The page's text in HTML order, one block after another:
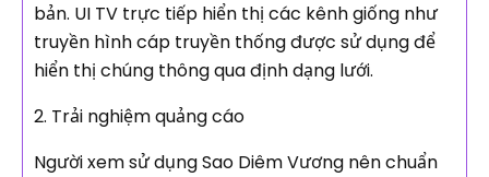
bản. UI TV trực tiếp hiển thị các kênh giống như
truyền hình cáp truyền thống được sử dụng để
hiển thị chúng thông qua định dạng lưới.
2. Trải nghiệm quảng cáo
Người xem sử dụng Sao Diêm Vương nên chuẩn